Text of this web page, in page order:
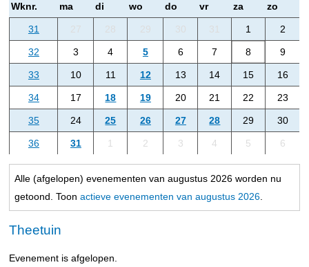
Wknr. ma di wo do vr za zo
31 27 28 29 30 31 1 2
32 3 4 5 6 7 8 9
33 10 11 12 13 14 15 16
34 17 18 19 20 21 22 23
35 24 25 26 27 28 29 30
36 31 1 2 3 4 5 6
Alle (afgelopen) evenementen van augustus 2026 worden nu
getoond. Toonactieve evenementen van augustus 2026
Theetuin
Evenement is afgelopen.